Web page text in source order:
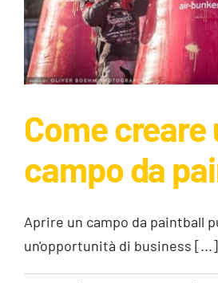
Come creare un campo
Guide
Come creare
campo da
Aprire un campo da paintball
un'opportunità di business [...]